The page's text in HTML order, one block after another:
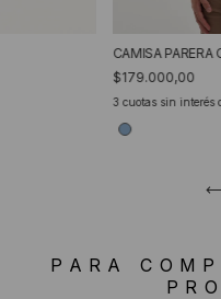
CAMISA
$179.000,00
3 cuotas sin interés
PARA